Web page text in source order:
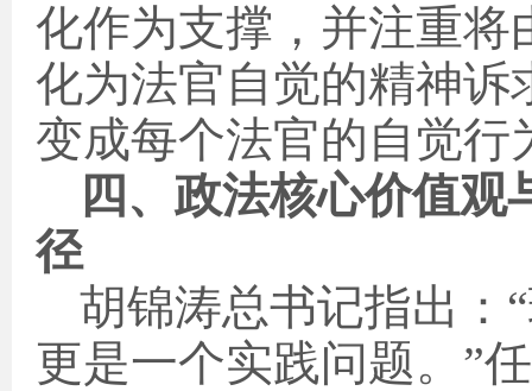
化作为支撑，并注重将
化为法官自觉的精神诉
变成每个法官的自觉行
四、政法核心价值
径
胡锦涛总书记指出：
更是一个实践问题。”